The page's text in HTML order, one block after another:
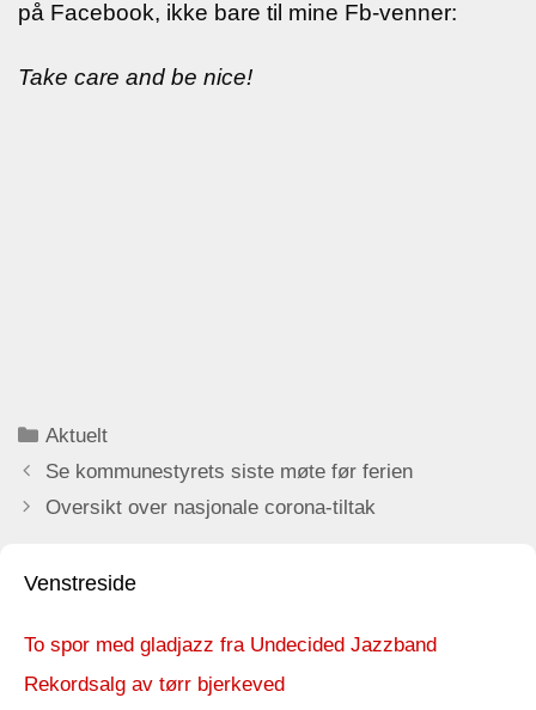
på Facebook, ikke bare til mine Fb-venner:
Take care and be nice!
Categories
Aktuelt
Se kommunestyrets siste møte før ferien
Oversikt over nasjonale corona-tiltak
Venstreside
To spor med gladjazz fra Undecided Jazzband
Rekordsalg av tørr bjerkeved